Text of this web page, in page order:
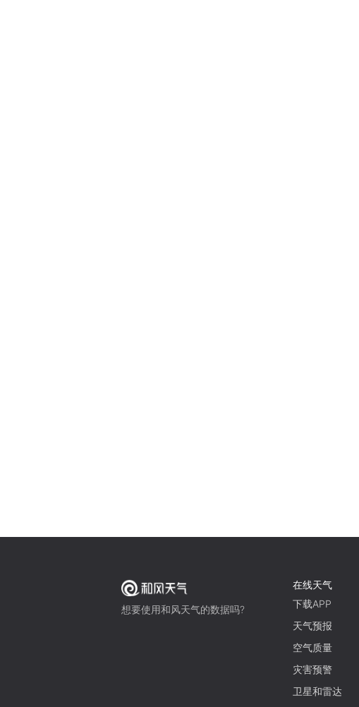
想要使用和风天气的数据吗?
在线天气
下载APP
天气预报
空气质量
灾害预警
卫星和雷达